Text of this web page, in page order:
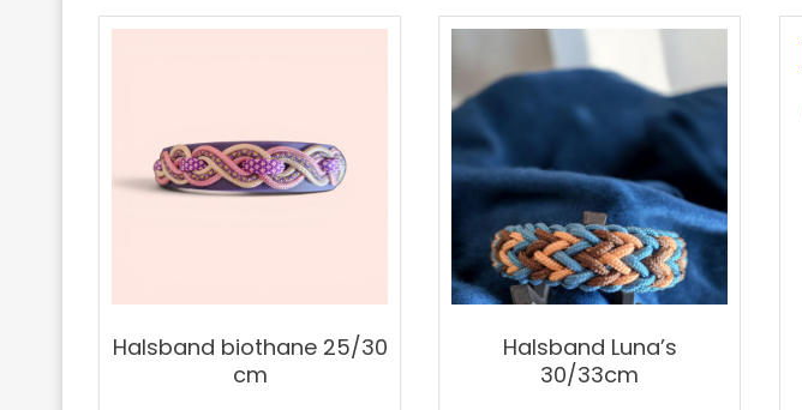
Halsband biothane 25/30
cm
Halsband Luna’s
30/33cm